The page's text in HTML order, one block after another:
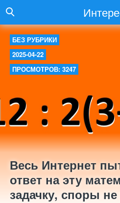
БЕЗ РУБРИКИ
2025-04-22
ПРОСМОТРОВ: 3247
Весь Интернет
ответ на эту
задачку, споры